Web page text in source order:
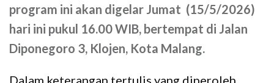
program ini akan digelar Jumat (15/5/2026)
hari ini pukul 16.00 WIB, bertempat di Jalan
Diponegoro 3, Klojen, Kota Malang.
Dalam keterangan tertulis yang diperoleh